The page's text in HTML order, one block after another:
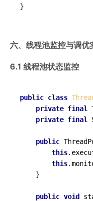
六、线程池监控与调优
6.1 线程池状态监控
public class
private final
private final
public
this
this
    }
public void